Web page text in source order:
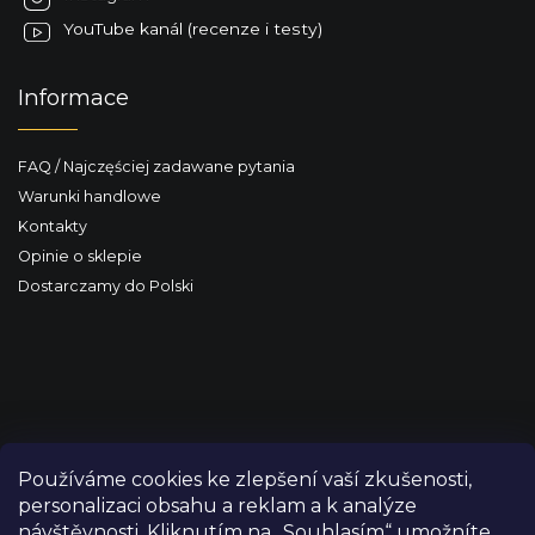
Používáme cookies ke zlepšení vaší zkušenosti,
personalizaci obsahu a reklam a k analýze
YouTube kanál (recenze i testy)
Informace
FAQ / Najczęściej zadawane pytania
Warunki handlowe
Kontakty
Opinie o sklepie
Dostarczamy do Polski